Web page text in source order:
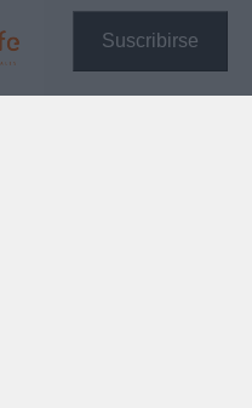
Suscribirse